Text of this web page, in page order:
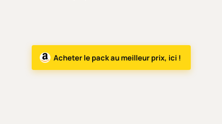
Acheter le pack au meilleur prix, ici !